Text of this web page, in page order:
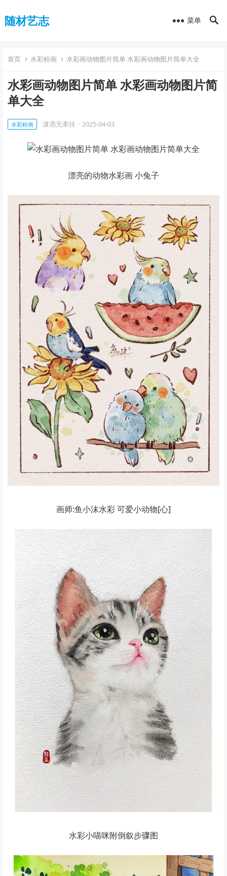
随材艺志 菜单
首页 水彩粉画 水彩画动物图片简单 水彩画动物图片简单大全
水彩画动物图片简单 水彩画动物图片简
单大全
水彩粉画 潇洒无牽挂 · 2025-04-03
漂亮的动物水彩画 小兔子
画师:鱼小沫水彩 可爱小动物[心]
水彩小喵咪附倒叙步骤图